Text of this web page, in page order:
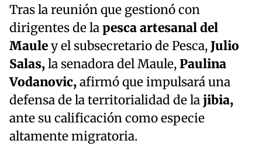
Tras la reunión que gestionó con
dirigentes de lapesca artesanal del
Mauley el subsecretario de Pesca,Julio
Salas,la senadora del Maule,Paulina
Vodanovic,afirmó que impulsará una
defensa de la territorialidad de lajibia,
ante su calificación como especie
altamente migratoria.